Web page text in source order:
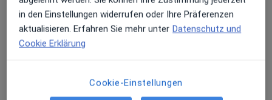
Zahlungsmodalitäten (private Besuche)
Akzeptierte Versicherungen
in den Einstellungen widerrufen oder Ihre Präferenzen
aktualisieren. Erfahren Sie mehr unter Datenschutz und
Cookie Erklärung
Cookie-Einstellungen